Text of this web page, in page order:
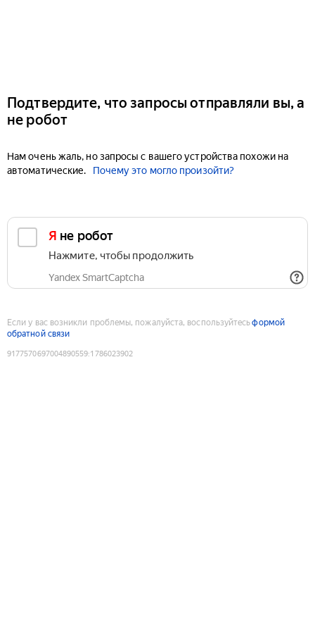
Подтвердите, что запросы отправляли вы, а
не робот
Нам очень жаль, но запросы с вашего устройства похожи на
автоматические.
Почему это могло произойти?
Я не робот
Нажмите, чтобы продолжить
Yandex SmartCaptcha
Если у вас возникли проблемы, пожалуйста, воспользуйтесьформой
обратной связи
9177570697004890559:1786023902